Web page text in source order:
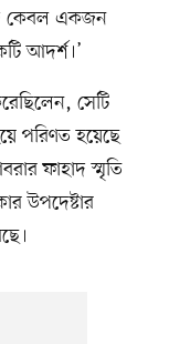
কেবল একজন
আদর্শ।’
সেটি
পরিণত হয়েছে
ফাহাদ স্মৃতি
উপদেষ্টার